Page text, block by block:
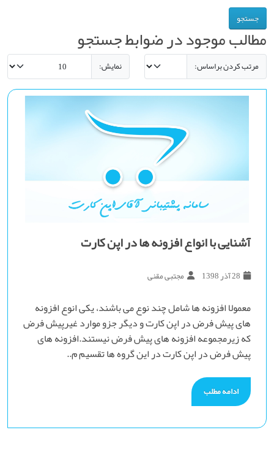
مطالب موجود در ضوابط جستجو
مرتب کردن براساس: نمایش:
آشنایی با انواع افزونه ها در اپن کارت
28 آذر 1398 مجتبی مقنی
معمولا افزونه ها شامل چند نوع می باشند، یکی انوع افزونه
های پیش فرض در اپن کارت و دیگر جزو موارد غیرپیش فرض
که زیرمجموعه افزونه های پیش فرض نیستند.افزونه های
پیش فرض در اپن کارت در این گروه ها تقسیم م..
ادامه مطلب